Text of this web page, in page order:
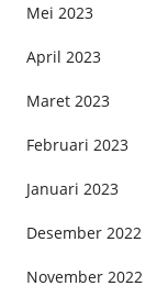
Mei 2023
April 2023
Maret 2023
Februari 2023
Januari 2023
Desember 2022
November 2022